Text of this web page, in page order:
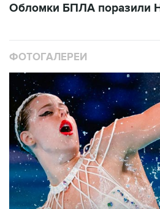
Обломки БПЛА поразили
ФОТОГАЛЕРЕИ